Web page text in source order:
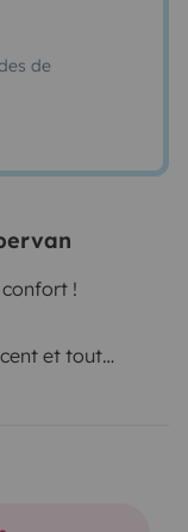
de
confort !
et tout
pleine nature ou
🗺️ et vous
maison sur roues